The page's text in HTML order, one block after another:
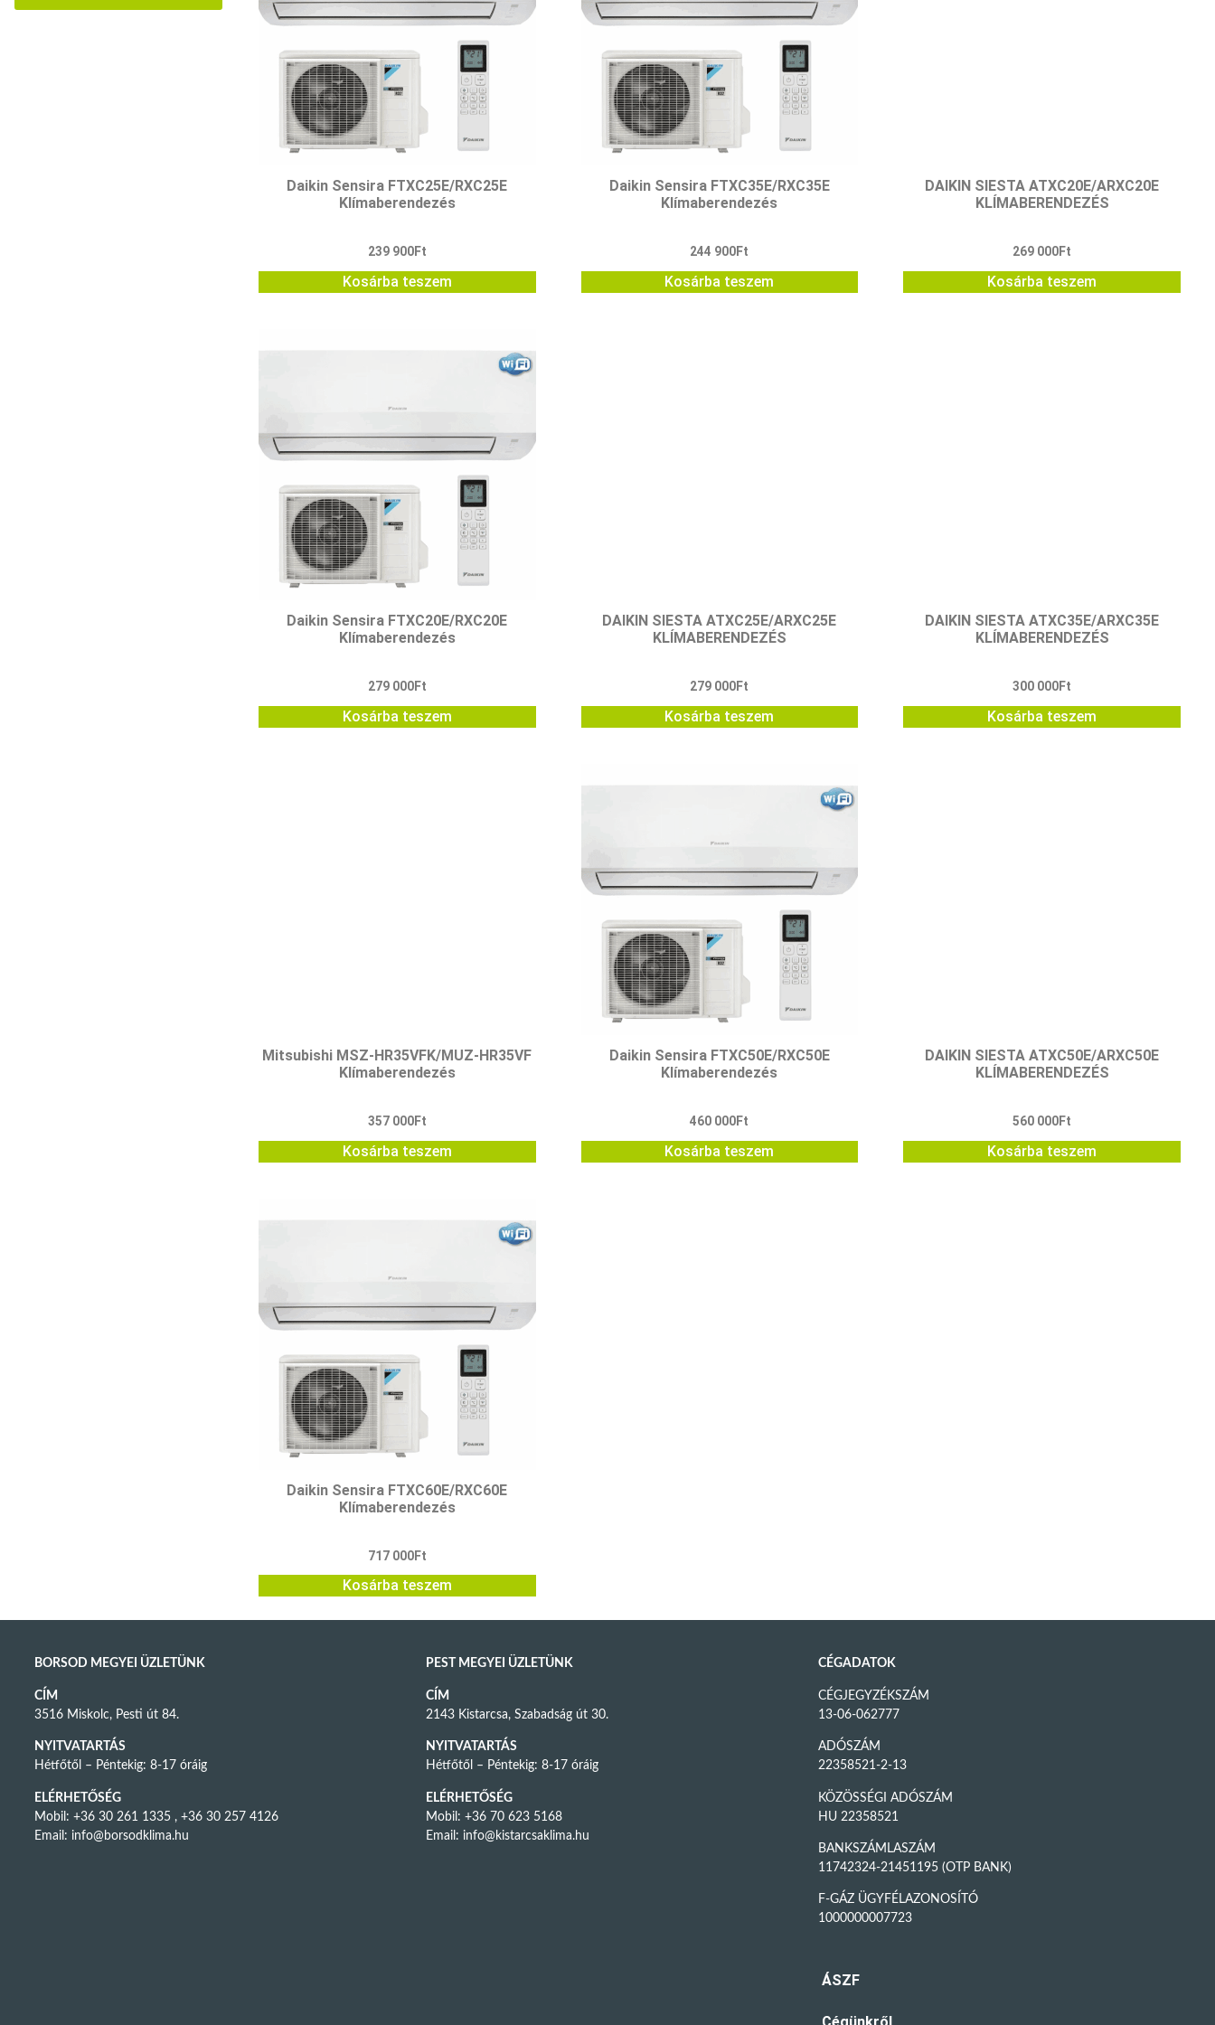
Daikin Sensira FTXC25E/RXC25E
Klímaberendezés
239 900Ft
Kosárba teszem
Daikin Sensira FTXC35E/RXC35E
Klímaberendezés
244 900Ft
Kosárba teszem
DAIKIN SIESTA ATXC20E/ARXC20E
KLÍMABERENDEZÉS
269 000Ft
Kosárba teszem
Daikin Sensira FTXC20E/RXC20E
Klímaberendezés
279 000Ft
Kosárba teszem
DAIKIN SIESTA ATXC25E/ARXC25E
KLÍMABERENDEZÉS
279 000Ft
Kosárba teszem
DAIKIN SIESTA ATXC35E/ARXC35E
KLÍMABERENDEZÉS
300 000Ft
Kosárba teszem
Mitsubishi MSZ-HR35VFK/MUZ-HR35VF
Klímaberendezés
357 000Ft
Kosárba teszem
Daikin Sensira FTXC50E/RXC50E
Klímaberendezés
460 000Ft
Kosárba teszem
DAIKIN SIESTA ATXC50E/ARXC50E
KLÍMABERENDEZÉS
560 000Ft
Kosárba teszem
Daikin Sensira FTXC60E/RXC60E
Klímaberendezés
717 000Ft
Kosárba teszem
BORSOD MEGYEI ÜZLETÜNK
CÍM
3516 Miskolc, Pesti út 84.
NYITVATARTÁS
Hétfőtől – Péntekig: 8-17 óráig
ELÉRHETŐSÉG
Mobil: +36 30 261 1335 , +36 30 257 4126
Email: info@borsodklima.hu
PEST MEGYEI ÜZLETÜNK
CÍM
2143 Kistarcsa, Szabadság út 30.
NYITVATARTÁS
Hétfőtől – Péntekig: 8-17 óráig
ELÉRHETŐSÉG
Mobil: +36 70 623 5168
Email: info@kistarcsaklima.hu
CÉGADATOK
CÉGJEGYZÉKSZÁM
13-06-062777
ADÓSZÁM
22358521-2-13
KÖZÖSSÉGI ADÓSZÁM
HU 22358521
BANKSZÁMLASZÁM
11742324-21451195 (OTP BANK)
F-GÁZ ÜGYFÉLAZONOSÍTÓ
1000000007723
ÁSZF